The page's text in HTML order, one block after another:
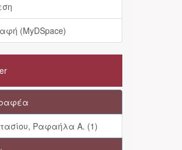
(MyDSpace)
Ραφαήλα Α. (1)